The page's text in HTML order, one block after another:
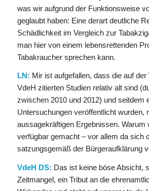
was wir aufgrund der Funktionsweise
geglaubt haben: Eine derart deutliche
Schädlichkeit im Vergleich zur
man hier von einem lebensrettenden
Tabakraucher sprechen kann.
LN: Mir ist aufgefallen, dass die auf der
VdeH zitierten Studien relativ alt sind
zwischen 2010 und 2012) und seitdem
Untersuchungen veröffentlicht wurden,
aussagekräftigen Ergebnissen. Warum
verfügbar gemacht – vor allem da sich
satzungsgemäß der Bürgeraufklärung
VdeH DS: Das ist keine böse Absicht,
Zeitmangel, ein Tribut an die